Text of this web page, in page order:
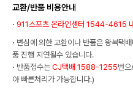
교환/반품 비용안내
· 911스포츠 온라인센터 1544-4615
· 변심에 의한 교환이나 반품은 왕복택
품 진행 지연될수 있습니다.
· 반품접수는 CJ택배 1588-1255번
야 빠른처리가 가능합니다.)